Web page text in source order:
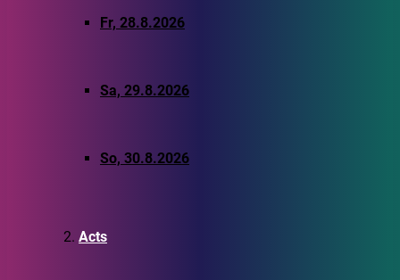
Fr, 28.8.2026
Sa, 29.8.2026
So, 30.8.2026
Acts